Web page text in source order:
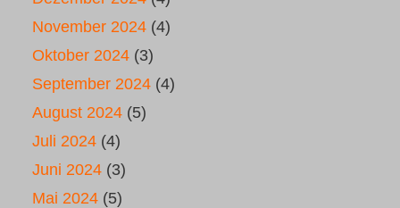
November 2024 (4)
Oktober 2024 (3)
September 2024 (4)
August 2024 (5)
Juli 2024 (4)
Juni 2024 (3)
Mai 2024 (5)